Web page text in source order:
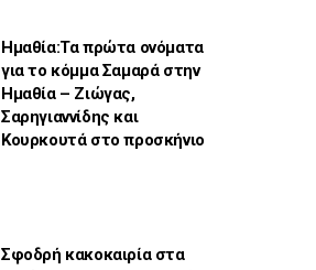
Ημαθία:Τα πρώτα ονόματα
για το κόμμα Σαμαρά στην
Ημαθία – Ζιώγας,
Σαρηγιαννίδης και
Κουρκουτά στο προσκήνιο
Σφοδρή κακοκαιρία στα